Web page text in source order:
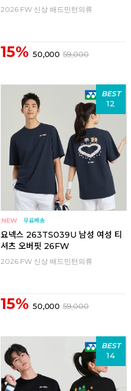
2026 FW 신상 배드민턴의류
15% 50,000 59,000
BEST
12
요넥스 263TS039U 남성 여성 티
셔츠 오버핏 26FW
2026 FW 신상 배드민턴의류
15% 50,000 59,000
BEST
14